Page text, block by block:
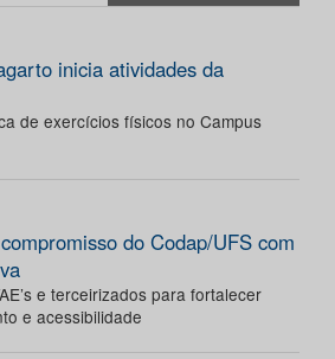
inicia atividades da
de exercícios físicos no Campus
do Codap/UFS com
e terceirizados para fortalecer
e acessibilidade